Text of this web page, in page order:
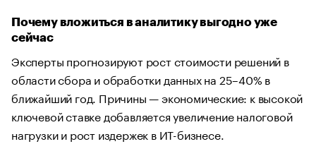
Почему вложиться в аналитику выгодно уже
сейчас
Эксперты прогнозируют рост стоимости решений в
области сбора и обработки данных на 25–40% в
ближайший год. Причины — экономические: к высокой
ключевой ставке добавляется увеличение налоговой
нагрузки и рост издержек в ИТ-бизнесе.